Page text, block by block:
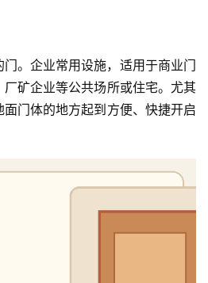
。企业常用设施，适用于商业门
矿企业等公共场所或住宅。尤其
门体的地方起到方便、快捷开启